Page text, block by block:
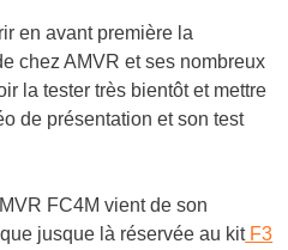
en avant première la
chez AMVR et ses nombreux
la tester très bientôt et mettre
de présentation et son test
FC4M vient de son
jusque là réservée au kitF3